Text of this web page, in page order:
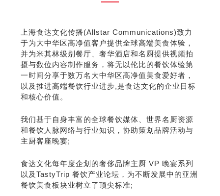
上海食达文化传播(Allstar Communications)致力
于为大中华区高净值客户提供全球高端美食体验，
并为米其林级别餐厅、奢华酒店和名厨提供视频拍
摄与数位内容制作服务，将无以伦比的餐饮体验第
一时间分享于数万名大中华区高净值美食爱好者，
以及推进高端餐饮行业进步,是食达文化的企业目标
和核心价值。
我们基于自身丰富的全球餐饮媒体、世界名厨资源
和餐饮人脉网络与行业知识，协助策划品牌活动与
主厨客座晚宴;
食达文化每年度企划的奢侈品牌主厨 VP晚宴系列
以及TastyTrip餐饮产业论坛，为不断发展中的亚洲
餐饮美食板块业树立了顶尖标准;